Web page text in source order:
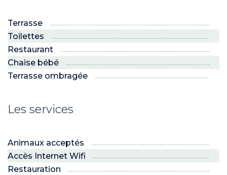
Terrasse
Toilettes
Restaurant
Chaise bébé
Terrasse ombragée
Les services
Animaux acceptés
Accès Internet Wifi
Restauration